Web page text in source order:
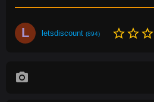
L letsdiscount (894) star_borderstar_borderstar_border
photo_camera